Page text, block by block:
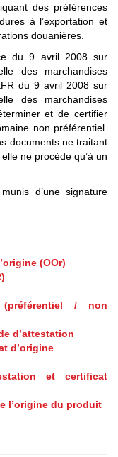
des préférences
à l’exportation et
douanières.
du 9 avril 2008 sur
des marchandises
du 9 avril 2008 sur
des marchandises
et de certifier
non préférentiel.
documents ne traitant
ne procède qu’à un
d’une signature
(OOr)
/ non
d’attestation
d’origine
et certificat
l’origine du produit